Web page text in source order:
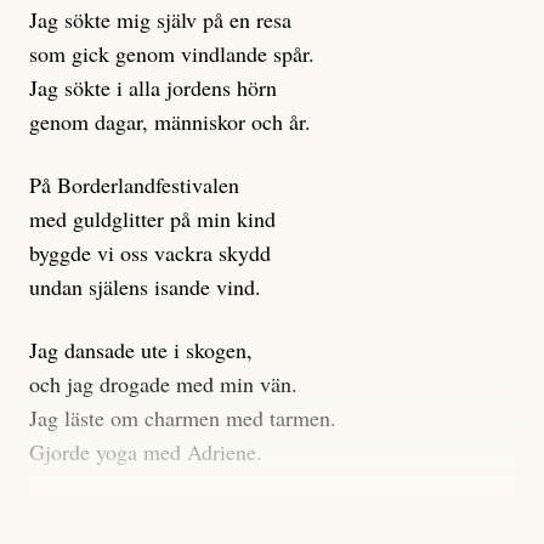
klickbete är inte intressant för Dagens ETC.
Journalistiken är låst. En klatschig men korrekt rubrik
gör förhoppningsvis att en nyfiken beställer
prenumeration, men den avslutas sekunder senare om
dessa granskningar på olika källor, alltifrån domar till
en mängd intervjupersoner, inklusive generös
möjlighet att bemöta för såväl personen vars motiv att
engagera sig i Palestinarörelsen ifrågasätts som de
grupper där Säpo-resursen samlade in uppgifter.
Researchen är grundlig.
Möjligen är det egentligen inte journalistikens metod
som stör?
Jag sökte mig själv på en resa
som gick genom vindlande spår.
Jag sökte i alla jordens hörn
genom dagar, människor och år.
På Borderlandfestivalen
med guldglitter på min kind
byggde vi oss vackra skydd
undan själens isande vind.
Jag dansade ute i skogen,
och jag drogade med min vän.
Jag läste om charmen med tarmen.
Gjorde yoga med Adriene.